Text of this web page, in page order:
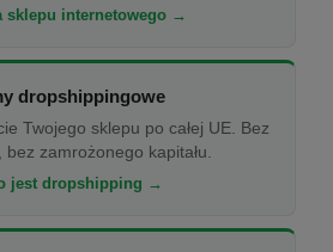
sklepu internetowego →
dropshippingowe
Twojego sklepu po całej UE. Bez
bez zamrożonego kapitału.
jest dropshipping →